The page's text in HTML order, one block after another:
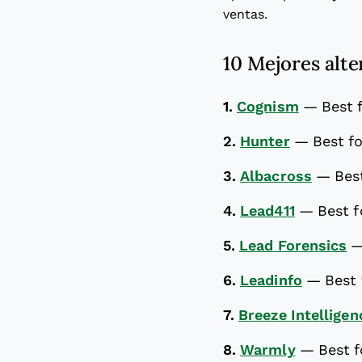
ventas.
10 Mejores
1. Cognism — Best
2. Hunter — Best
3. Albacross —
4. Lead411 — Best
5. Lead Forensics
6. Leadinfo —
7. Breeze
8. Warmly — Best